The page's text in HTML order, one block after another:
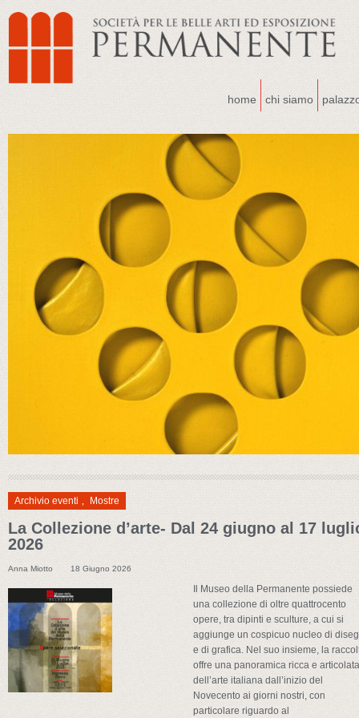
home chi siamo
Archivio eventi , Mostre
La Collezione d’arte- Dal 24 giugno al 17
2026
Anna Miotto 18 Giugno 2026
Il Museo della Permanente possiede
una collezione di oltre quattrocento
opere, tra dipinti e sculture, a cui si
aggiunge un cospicuo nucleo di
e di grafica. Nel suo insieme, la
offre una panoramica ricca e
dell’arte italiana dall’inizio del
Novecento ai giorni nostri, con
particolare riguardo al